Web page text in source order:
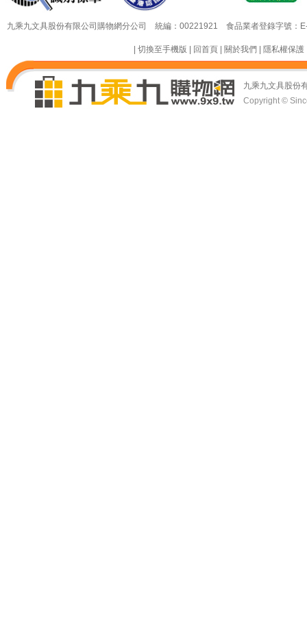
九乘九文具股份有限公司購物網分公司 統編：00221921 食品業者登錄字號
| 切換至手機版 | 回首頁| 關於我們| 隱私權保護
九乘九文具股份
Copyright ©